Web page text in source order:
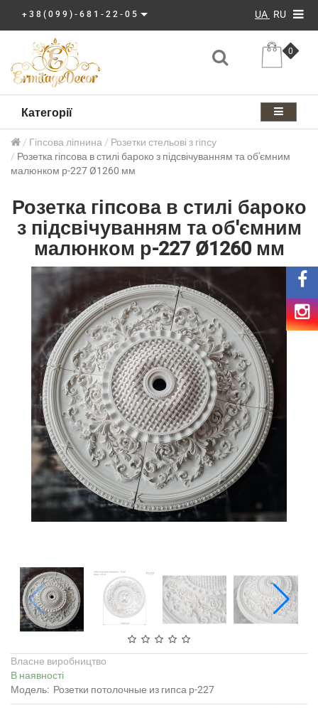
+38(099)-681-22-05 UA RU
0
Категорії
Гіпсова ліпнина
Розетки стельові з гіпсу
Розетка гіпсова в стилі бароко з підсвічуванням та об'ємним
малюнком р-227 Ø1260 мм
Розетка гіпсова в стилі бароко
з підсвічуванням та об'ємним
малюнком р-227 Ø1260 мм
Власне виробництво
В наявності
Модель: Розетки потолочные из гипса р-227